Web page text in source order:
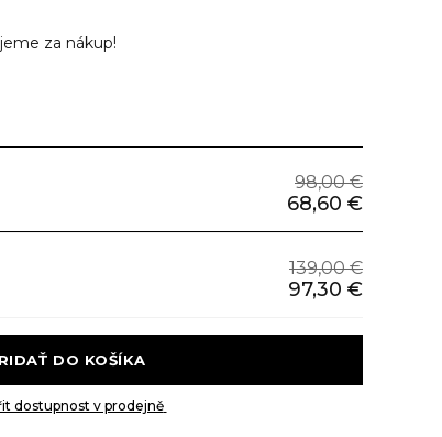
za nákup!
98,00 €
68,60 €
139,00 €
97,30 €
Ověřit dostupnost v prodejně